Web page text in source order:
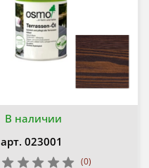
В наличии
арт. 023001
(0)